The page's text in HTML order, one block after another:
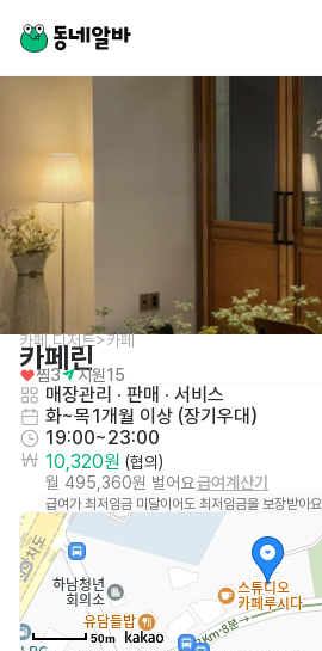
카페,디저트>카페
카페린
찜3 지원15
매장관리 · 판매 · 서비스
화~목1개월 이상 (장기우대)
19:00~23:00
10,320원 (협의)
월 495,360원 벌어요급여계산기
급여가 최저임금 미달이어도 최저임금을 보장받아요
50m